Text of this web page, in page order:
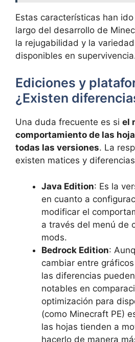
Estas características han
largo del desarrollo de
la rejugabilidad y la
disponibles en
Ediciones y
¿Existen
Una duda frecuente es si el
comportamiento de las
todas las versiones. La
existen matices y
Java Edition: Es la
en cuanto a
modificar el
a través del menú de
mods.
Bedrock Edition:
cambiar entre
las diferencias
notables en
optimización para
(como Minecraft PE)
las hojas tienden a
hacerlo de manera